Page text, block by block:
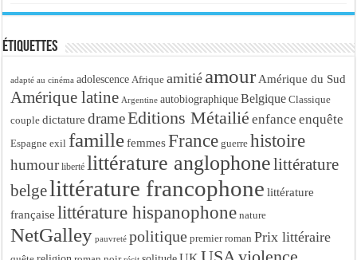
Étiquettes
adapté au cinéma adolescence Afrique amitié amour Amérique du Sud
Amérique latine Argentine autobiographique Belgique Classique
couple dictature drameEditions Métailié enfance enquête
Espagne exil famille femmes France guerre histoire
humour liberté littérature anglophonelittérature
belgelittérature francophone littérature
française littérature hispanophone nature
NetGalley pauvreté politique premier roman Prix littéraire